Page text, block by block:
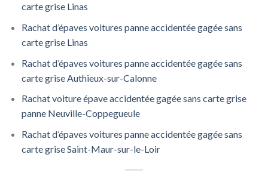
carte grise Linas
Rachat d’épaves voitures panne accidentée gagée sans
carte grise Linas
Rachat d’épaves voitures panne accidentée gagée sans
carte grise Authieux-sur-Calonne
Rachat voiture épave accidentée gagée sans carte grise
panne Neuville-Coppegueule
Rachat d’épaves voitures panne accidentée gagée sans
carte grise Saint-Maur-sur-le-Loir